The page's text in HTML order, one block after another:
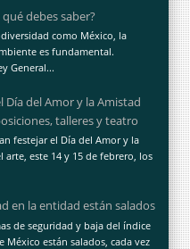
qué debes saber?
como México, la
es fundamental.
General...
Día del Amor y la Amistad
talleres y teatro
festejar el Día del Amor y la
este 14 y 15 de febrero, los
en la entidad están salados
de seguridad y baja del índice
México están salados, cada vez